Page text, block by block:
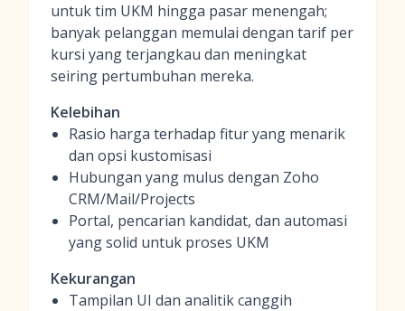
untuk tim UKM hingga pasar menengah;
banyak pelanggan memulai dengan tarif per
kursi yang terjangkau dan meningkat
seiring pertumbuhan mereka.
Kelebihan
Rasio harga terhadap fitur yang menarik
dan opsi kustomisasi
Hubungan yang mulus dengan Zoho
CRM/Mail/Projects
Portal, pencarian kandidat, dan automasi
yang solid untuk proses UKM
Kekurangan
Tampilan UI dan analitik canggih